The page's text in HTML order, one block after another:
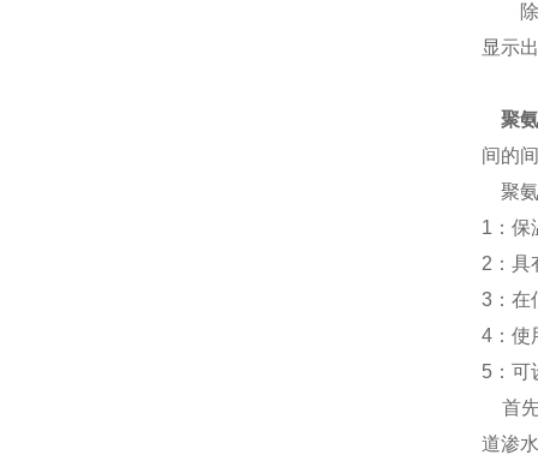
除中
显示
聚氨
间的
聚氨
1：保
2：具
3：在
4：使
5：可
首
道渗